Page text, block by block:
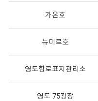
가온호
뉴미르호
영도항로표지관리소
영도 75광장